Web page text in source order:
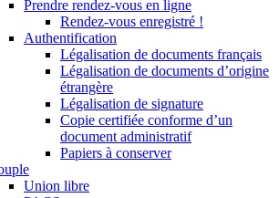
Prendre rendez-vous en ligne
Rendez-vous enregistré !
Authentification
Légalisation de documents français
Légalisation de documents d’origine
étrangère
Légalisation de signature
Copie certifiée conforme d’un
document administratif
Papiers à conserver
Union libre